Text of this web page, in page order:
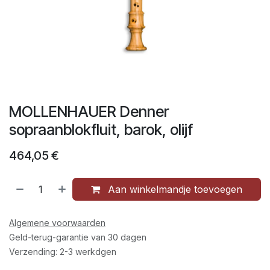
MOLLENHAUER Denner
sopraanblokfluit, barok, olijf
464,05 €
Aan winkelmandje toevoegen
Algemene voorwaarden
Geld-terug-garantie van 30 dagen
Verzending: 2-3 werkdgen